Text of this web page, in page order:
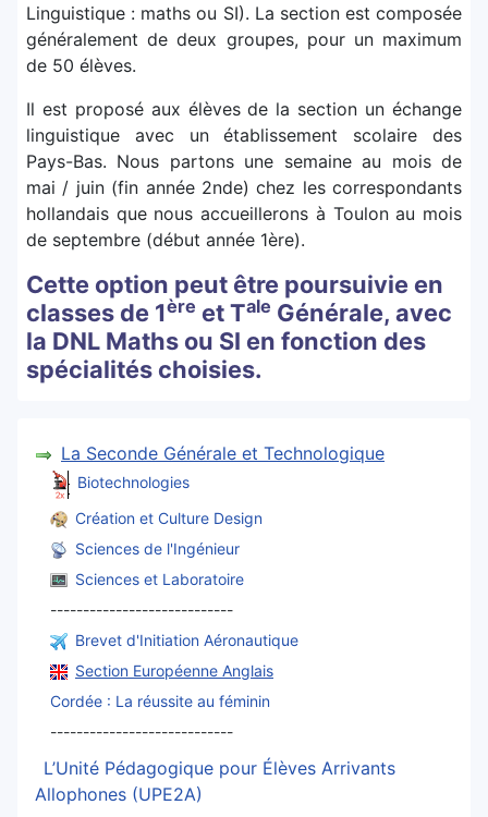
Linguistique : maths ou SI). La section est composée
généralement de deux groupes, pour un maximum
de 50 élèves.
Il est proposé aux élèves de la section un échange
linguistique avec un établissement scolaire des
Pays-Bas. Nous partons une semaine au mois de
mai / juin (fin année 2nde) chez les correspondants
hollandais que nous accueillerons à Toulon au mois
de septembre (début année 1ère).
Cette option peut être poursuivie en
classes de 1ère et Tale Générale, avec
la DNL Maths ou SI en fonction des
spécialités choisies.
La Seconde Générale et Technologique
Biotechnologies
Création et Culture Design
Sciences de l'Ingénieur
Sciences et Laboratoire
----------------------------
Brevet d'Initiation Aéronautique
Section Européenne Anglais
Cordée : La réussite au féminin
----------------------------
L’Unité Pédagogique pour Élèves Arrivants
Allophones (UPE2A)